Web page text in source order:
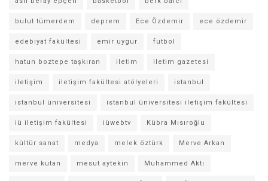
bulut tümerdem deprem Ece Özdemir ece özdemir
edebiyat fakültesi emir uygur futbol
hatun boztepe taşkıran iletim iletim gazetesi
iletişim iletişim fakültesi atölyeleri istanbul
istanbul üniversitesi istanbul üniversitesi iletişim fakültesi
iü iletişim fakültesi iüwebtv Kübra Mısıroğlu
kültür sanat medya melek öztürk Merve Arkan
merve kutan mesut aytekin Muhammed Aktı